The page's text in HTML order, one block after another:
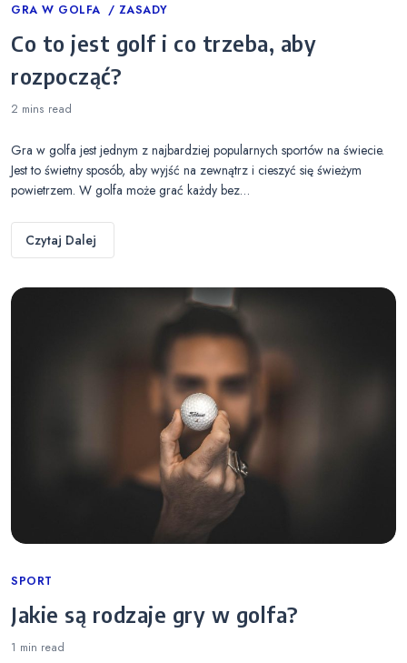
Categories
GRA W GOLFA ZASADY
Co to jest golf i co trzeba, aby
rozpocząć?
2 mins read
Gra w golfa jest jednym z najbardziej popularnych sportów na świecie.
Jest to świetny sposób, aby wyjść na zewnątrz i cieszyć się świeżym
powietrzem. W golfa może grać każdy bez…
Czytaj Dalej
Categories
SPORT
Jakie są rodzaje gry w golfa?
1 min read